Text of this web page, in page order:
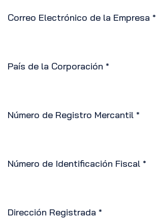
Correo Electrónico de la Empresa *
País de la Corporación *
Número de Registro Mercantil *
Número de Identificación Fiscal *
Dirección Registrada *